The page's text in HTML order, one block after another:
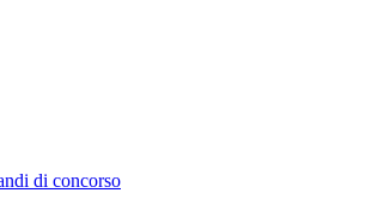
di concorso